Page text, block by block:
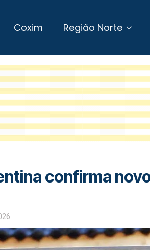
Coxim Região Norte
confirma